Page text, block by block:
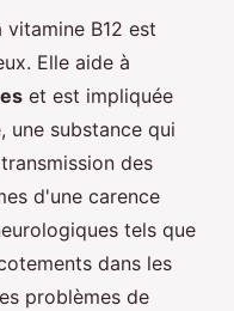
B12 est
Elle aide à
et est impliquée
une substance qui
des
d'une carence
tels que
dans les
problèmes de